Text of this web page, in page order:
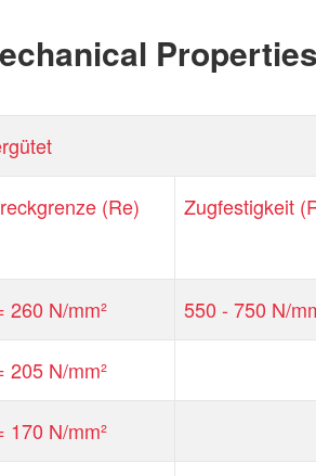
(Re) Zugfestigkeit
260 N/mm² 550 - 750 N/
205 N/mm²
170 N/mm²